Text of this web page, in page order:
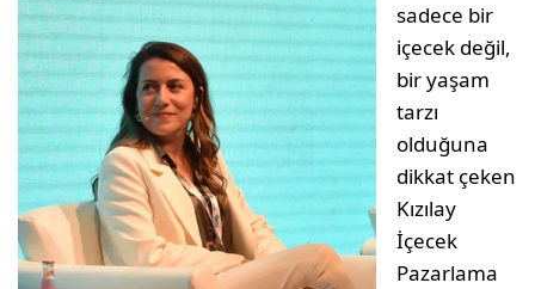
sadece bir
içecek değil,
bir yaşam
tarzı
olduğuna
dikkat çeken
Kızılay
İçecek
Pazarlama